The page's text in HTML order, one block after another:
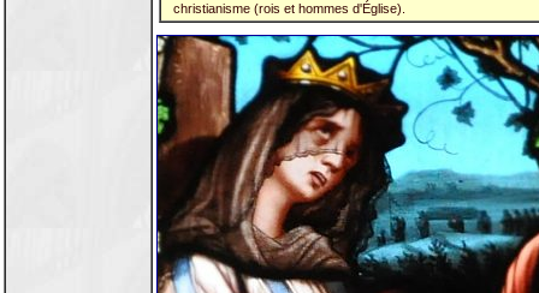
christianisme (rois et hommes d'Église).